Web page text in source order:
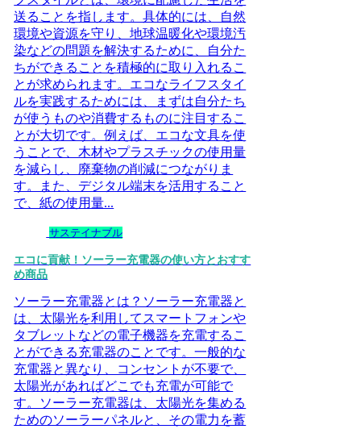
送ることを指します。具体的には、自然
環境や資源を守り、地球温暖化や環境汚
染などの問題を解決するために、自分た
ちができることを積極的に取り入れるこ
とが求められます。エコなライフスタイ
ルを実践するためには、まずは自分たち
が使うものや消費するものに注目するこ
とが大切です。例えば、エコな文具を使
うことで、木材やプラスチックの使用量
を減らし、廃棄物の削減につながりま
す。また、デジタル端末を活用すること
で、紙の使用量...
サステイナブル
エコに貢献！ソーラー充電器の使い方とおすす
め商品
ソーラー充電器とは？ソーラー充電器と
は、太陽光を利用してスマートフォンや
タブレットなどの電子機器を充電するこ
とができる充電器のことです。一般的な
充電器と異なり、コンセントが不要で、
太陽光があればどこでも充電が可能で
す。ソーラー充電器は、太陽光を集める
ためのソーラーパネルと、その電力を蓄